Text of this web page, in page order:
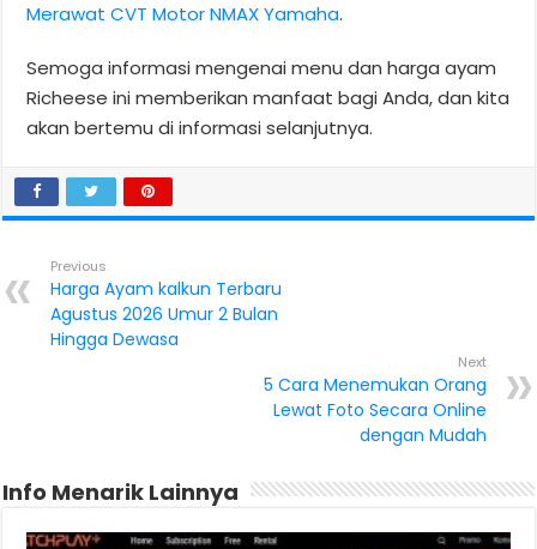
Merawat CVT Motor NMAX Yamaha.
Semoga informasi mengenai menu dan harga ayam
Richeese ini memberikan manfaat bagi Anda, dan kita
akan bertemu di informasi selanjutnya.
Previous
Harga Ayam kalkun Terbaru
Agustus 2026 Umur 2 Bulan
Hingga Dewasa
Next
5 Cara Menemukan Orang
Lewat Foto Secara Online
dengan Mudah
Info Menarik Lainnya